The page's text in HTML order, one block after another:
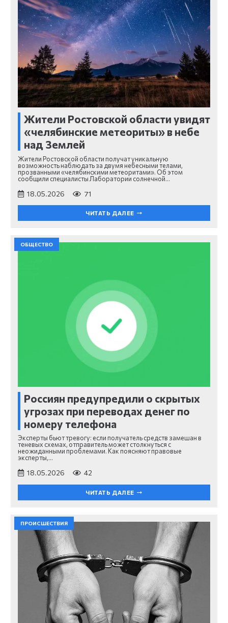
Жители Ростовской области увидят
«челябинские метеориты» в небе
над Землей
Жители Ростовской области получат уникальную
возможность наблюдать за двумя небесными телами,
прозванными «челябинскими метеоритами». Об этом
сообщили специалисты Лаборатории солнечной…
18.05.2026 71
ЧИТАТЬ ДАЛЕЕ
ОБЩЕСТВО
Россиян предупредили о скрытых
угрозах при переводах денег по
номеру телефона
Эксперты бьют тревогу: если получатель средств замешан в
теневых схемах, отправитель может столкнуться с
неожиданными проблемами. Как поясняют правовые
эксперты,…
18.05.2026 42
ЧИТАТЬ ДАЛЕЕ
ПРОИСШЕСТВИЯ